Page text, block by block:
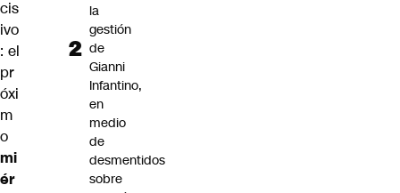
cis
ivo
: el
pr
óxi
m
o
mi
ér
la
gestión
de
Gianni
Infantino,
en
medio
de
desmentidos
sobre